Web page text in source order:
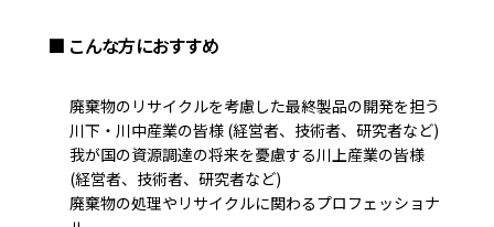
■ こんな方におすすめ
廃棄物のリサイクルを考慮した最終製品の開発を担う
川下・川中産業の皆様 (経営者、技術者、研究者など)
我が国の資源調達の将来を憂慮する川上産業の皆様
(経営者、技術者、研究者など)
廃棄物の処理やリサイクルに関わるプロフェッショナ